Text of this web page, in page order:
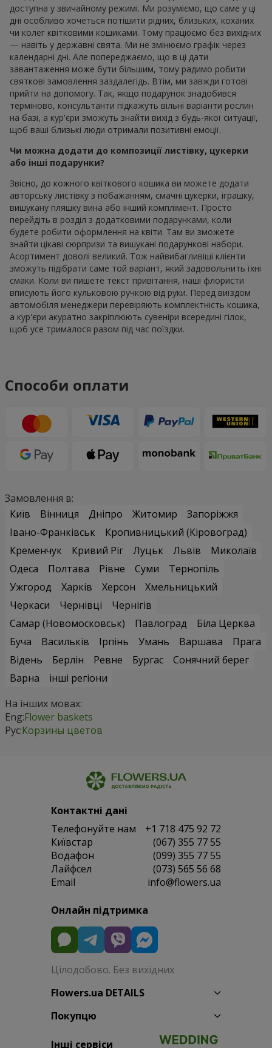
доступна у звичайному режимі. Ми розуміємо, що саме у ці
дні особливо хочеться потішити рідних, близьких, коханих
чи колег квітковими кошиками. Тому працюємо без вихідних
— навіть у державні свята. Ми не змінюємо графік через
календарні дні. Але попереджаємо, що в ці дати
завантаження може бути більшим, тому радимо робити
святкові замовлення заздалегідь. Втім, ми завжди готові
прийти на допомогу. Так, якщо подарунок знадобився
терміново, консультанти підкажуть вільні варіанти рослин
на базі, а кур'єри зможуть знайти вихід з будь-якої ситуації,
щоб ваші близькі люди отримали позитивні емоції.
Чи можна додати до композиції листівку, цукерки
або інші подарунки?
Звісно, до кожного квіткового кошика ви можете додати
авторську листівку з побажанням, смачні цукерки, іграшку,
вишукану пляшку вина або інший комплімент. Просто
перейдіть в розділ з додатковими подарунками, коли
будете робити оформлення на квіти. Там ви зможете
знайти цікаві сюрпризи та вишукані подарункові набори.
Асортимент доволі великий. Тож найвибагливіші клієнти
зможуть підібрати саме той варіант, який задовольнить їхні
смаки. Коли ви пишете текст привітання, наші флористи
вписують його кульковою ручкою від руки. Перед виїздом
автомобіля менеджери перевіряють комплектність кошика,
а кур'єри акуратно закріплюють сувеніри всередині гілок,
щоб усе трималося разом під час поїздки.
Способи оплати
Замовлення в:
Київ
Вінниця Дніпро Житомир
Запоріжжя
Івано-Франківськ
Кропивницький (Кіровоград)
Кременчук
Кривий Ріг Луцьк Львів
Миколаїв
Одеса
Полтава Рівне Суми
Тернопіль
Ужгород
Харків Херсон
Хмельницький
Черкаси
Чернівці
Чернігів
Самар (Новомосковськ)
Павлоград
Біла Церква
Буча
Васильків Ірпінь Умань Варшава
Прага
Відень
Берлін Ревне Бургас
Сонячний берег
Варна
інші регіони
На інших мовах:
Eng:Flower baskets
Рус:Корзины цветов
Контактні дані
Телефонуйте нам
+1 718 475 92 72
Київстар
(067) 355 77 55
Водафон
(099) 355 77 55
Лайфсел
(073) 565 56 68
Email
info@flowers.ua
Онлайн підтримка
Цілодобово. Без вихідних
Flowers.ua DETAILS
Покупцю
Інші сервіси